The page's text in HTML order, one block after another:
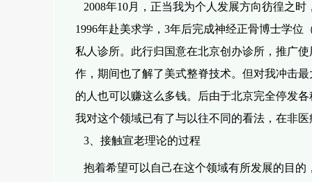
2008年10月，正当我为个人发展方向彷徨之
1996年赴美求学，3年后完成神经正骨博士学位
私人诊所。此行归国意在北京创办诊所，推广使
作，期间也了解了美式整脊技术。但对我冲击
的人也可以赚这么多钱。后由于北京完全停发
我对这个领域已有了与以往不同的看法，在非
3、接触宣老理论的过程
抱着希望可以自己在这个领域有所发展的目的